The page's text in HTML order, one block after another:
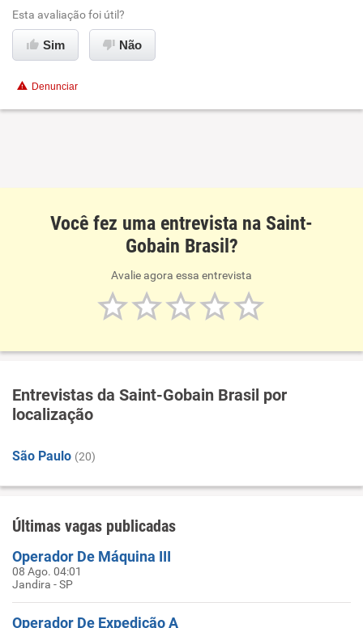
Esta avaliação foi útil?
Sim Não
Denunciar
Você fez uma entrevista na Saint-
Gobain Brasil?
Avalie agora essa entrevista
Entrevistas da Saint-Gobain Brasil por
localização
São Paulo (20)
Últimas vagas publicadas
Operador De Máquina III
08 Ago. 04:01
Jandira - SP
Operador De Expedição A